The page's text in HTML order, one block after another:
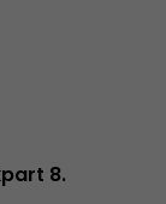
8.